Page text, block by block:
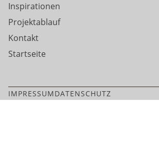
Inspirationen
Projektablauf
Kontakt
Startseite
IMPRESSUMDATENSCHUTZ